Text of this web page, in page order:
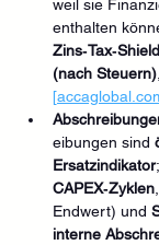
weil sie
enthalten
Zins‑Tax‑Shield
(nach Steuern)
[
eibungen sind
Ersatzindikator
CAPEX‑Zyklen
Endwert) und
interne